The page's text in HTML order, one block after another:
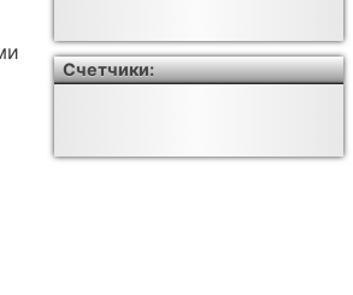
Счетчики: